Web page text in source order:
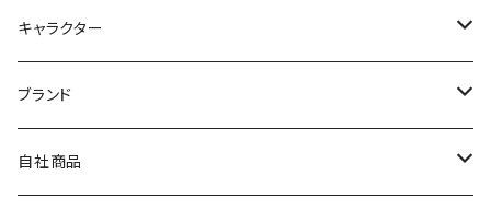
九谷焼
マグ＆カップ
プレート
キャラクター
ムーミン
80th記念アイテム
MOOMIN ANIMATION
ブランド
LA AMYS(エミーズ)
自社商品